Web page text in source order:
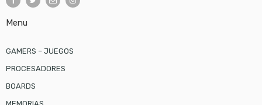
Menu
GAMERS – JUEGOS
PROCESADORES
BOARDS